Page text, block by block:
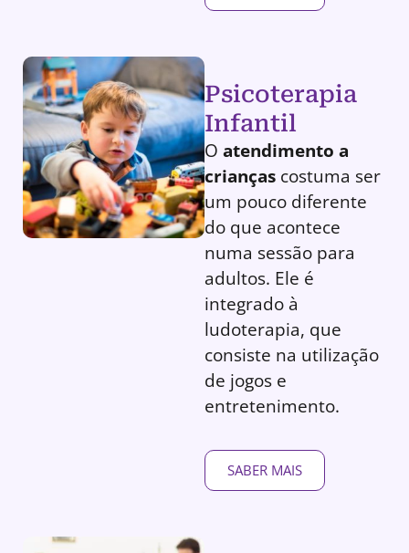
Psicoterapia
Infantil
O atendimento a
crianças costuma ser
um pouco diferente
do que acontece
numa sessão para
adultos. Ele é
integrado à
ludoterapia, que
consiste na utilização
de jogos e
entretenimento.
SABER MAIS